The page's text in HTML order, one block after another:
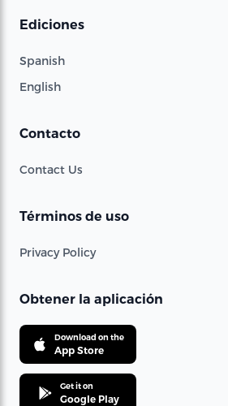
Ediciones
Spanish
English
Contacto
Contact Us
Términos de uso
Privacy Policy
Obtener la aplicación
Download on the
App Store
Get it on
Google Play